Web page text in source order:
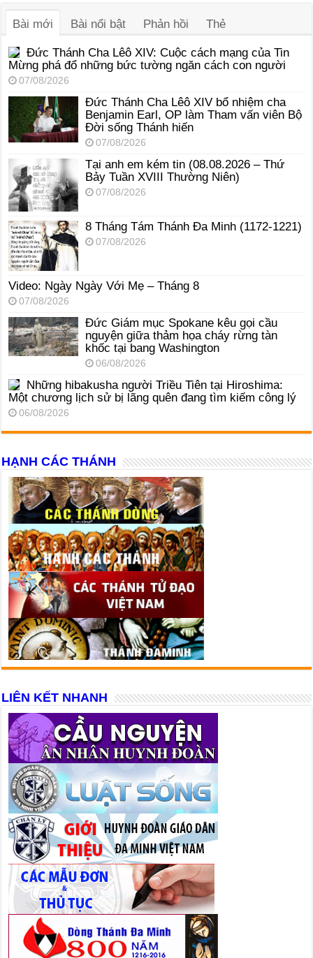
Bài mới Bài nổi bật Phản hồi Thẻ
Đức Thánh Cha Lêô XIV: Cuộc cách mạng của Tin
Mừng phá đổ những bức tường ngăn cách con người
07/08/2026
Đức Thánh Cha Lêô XIV bổ nhiệm cha
Benjamin Earl, OP làm Tham vấn viên Bộ
Đời sống Thánh hiến
07/08/2026
Tại anh em kém tin (08.08.2026 – Thứ
Bảy Tuần XVIII Thường Niên)
07/08/2026
8 Tháng Tám Thánh Ða Minh (1172-1221)
07/08/2026
Video: Ngày Ngày Với Mẹ – Tháng 8
07/08/2026
Đức Giám mục Spokane kêu gọi cầu
nguyện giữa thảm họa cháy rừng tàn
khốc tại bang Washington
06/08/2026
Những hibakusha người Triều Tiên tại Hiroshima:
Một chương lịch sử bị lãng quên đang tìm kiếm công lý
06/08/2026
HẠNH CÁC THÁNH
LIÊN KẾT NHANH